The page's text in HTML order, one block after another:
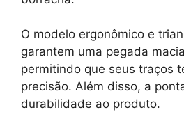
O modelo ergonômico e
garantem uma pegada
permitindo que seus traços
precisão. Além disso, a
durabilidade ao produto.